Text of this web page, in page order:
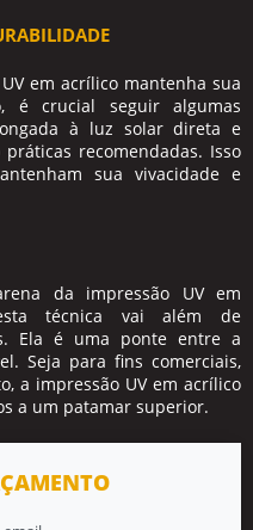
em acrílico mantenha sua
é crucial seguir algumas
à luz solar direta e
recomendadas. Isso
sua vivacidade e
da impressão UV em
técnica vai além de
Ela é uma ponte entre a
Seja para fins comerciais,
a impressão UV em acrílico
a um patamar superior.